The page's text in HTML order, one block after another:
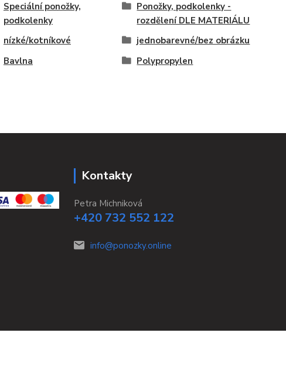
Speciální ponožky,
podkolenky
Ponožky, podkolenky -
rozdělení DLE MATERIÁLU
nízké/kotníkové
jednobarevné/bez obrázku
Bavlna
Polypropylen
Kontakty
Petra Michniková
+420 732 552 122
info@ponozky.online